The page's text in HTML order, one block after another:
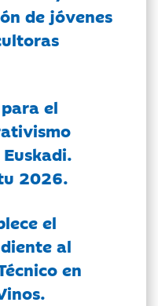
de jóvenes
el
2026.
el
al
en